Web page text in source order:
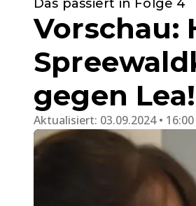
Das passiert in Folge 4
Vorschau:
gegen Lea!
Aktualisiert: 03.09.2024 •